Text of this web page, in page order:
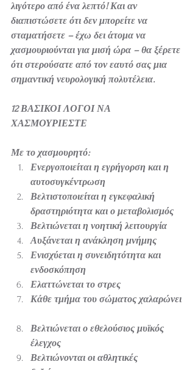
λιγότερο από ένα λεπτό! Και αν
διαπιστώσετε ότι δεν μπορείτε να
σταματήσετε – έχω δει άτομα να
χασμουριούνται για μισή ώρα – θα ξέρετε
ότι στερούσατε από τον εαυτό σας μια
σημαντική νευρολογική πολυτέλεια.
12 ΒΑΣΙΚΟΙ ΛΟΓΟΙ ΝΑ
ΧΑΣΜΟΥΡΙΕΣΤΕ
Με το χασμουρητό:
Ενεργοποιείται η εγρήγορση και η
αυτοσυγκέντρωση
Βελτιστοποιείται η εγκεφαλική
δραστηριότητα και ο μεταβολισμός
Βελτιώνεται η νοητική λειτουργία
Αυξάνεται η ανάκληση μνήμης
Ενισχύεται η συνειδητότητα και
ενδοσκόπηση
Ελαττώνεται το στρες
Κάθε τμήμα του σώματος χαλαρώνει
Βελτιώνεται ο εθελούσιος μυϊκός
έλεγχος
Βελτιώνονται οι αθλητικές